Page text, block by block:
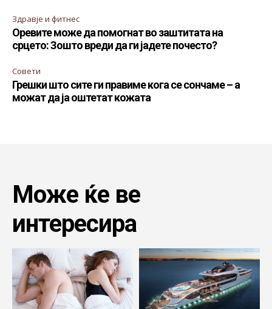
Здравје и фитнес
Оревите може да помогнат во заштитата на
срцето: Зошто вреди да ги јадете почесто?
Совети
Грешки што сите ги правиме кога се сончаме – а
можат да ја оштетат кожата
Може ќе ве
интересира